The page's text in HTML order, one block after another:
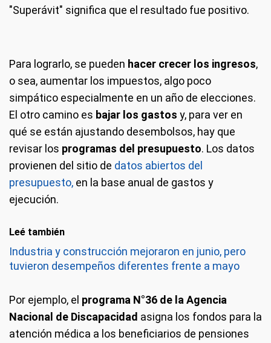
"Superávit" significa que el resultado fue positivo.
Para lograrlo, se pueden hacer crecer los ingresos,
o sea, aumentar los impuestos, algo poco
simpático especialmente en un año de elecciones.
El otro camino es bajar los gastos y, para ver en
qué se están ajustando desembolsos, hay que
revisar los programas del presupuesto. Los datos
provienen del sitio de datos abiertos del
presupuesto, en la base anual de gastos y
ejecución.
Leé también
Industria y construcción mejoraron en junio, pero
tuvieron desempeños diferentes frente a mayo
Por ejemplo, el programa N°36 de la Agencia
Nacional de Discapacidad asigna los fondos para la
atención médica a los beneficiarios de pensiones